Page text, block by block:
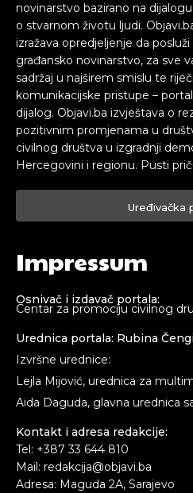
novinarstvo bazirano na
o stvarnom životu ljudi.
izražava opredjeljenje da
građansko novinarstvo, za sve
sadržaj u najširem smislu te
komunikacijske pristupe –
dijalog. Objavi.ba izvještava o
pozitivnim promjenama u
civilnog društva u izgradnji
Hercegovini i regionu. Pusti
Uređivačka
Impressum
Osnivač i izdavač portala:
Centar za promociju civilnog
Urednica portala: Rubina
Izvršne urednice:
Lejla Mijović, urednica za
Aida Daguda, glavna urednica
Kontakt i adresa redakcije:
Tel: +387 33 644 810
Mail: redakcija@objavi.ba
Adresa: Maguda 2A, Sarajevo